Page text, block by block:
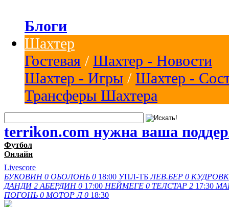
Блоги
Шахтер
Гостевая / Шахтер - Новости
Шахтер - Игры / Шахтер -
Трансферы Шахтера
terrikon.com нужна ваша
Футбол
Онлайн
Livescore
БУКОВИН 0 ОБОЛОНЬ 0 18:00 УПЛ-ТБ ЛЕВ.БЕР 0 КУДРОВК
ДАНДИ 2 АБЕРДИН 0 17:00 НЕЙМЕГЕ 0 ТЕЛСТАР 2 17:30
ПОГОНЬ 0 МОТОР Л 0 18:30